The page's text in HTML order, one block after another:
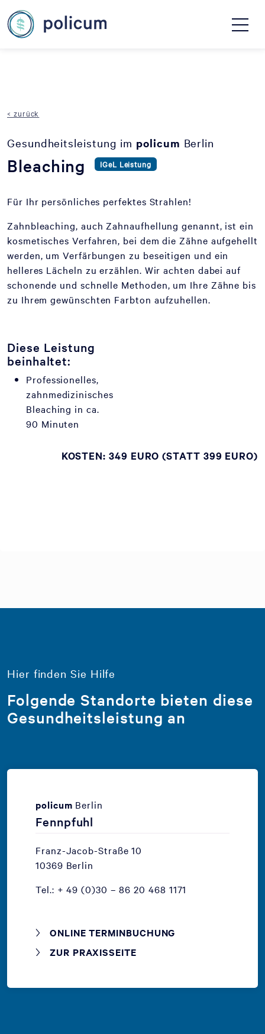
< zurück
Gesundheitsleistung im policum Berlin
Bleaching IGeL Leistung
Für Ihr persönliches perfektes Strahlen!
Zahnbleaching, auch Zahnaufhellung genannt, ist ein
kosmetisches Verfahren, bei dem die Zähne aufgehellt
werden, um Verfärbungen zu beseitigen und ein
helleres Lächeln zu erzählen. Wir achten dabei auf
schonende und schnelle Methoden, um Ihre Zähne bis
zu Ihrem gewünschten Farbton aufzuhellen.
Diese Leistung
beinhaltet:
Professionelles,
zahnmedizinisches
Bleaching in ca.
90 Minuten
KOSTEN: 349 EURO (STATT 399 EURO)
Hier finden Sie Hilfe
Folgende Standorte bieten diese
Gesundheitsleistung an
policum Berlin
Fennpfuhl
Franz-Jacob-Straße 10
10369 Berlin
Tel.: + 49 (0)30 – 86 20 468 1171
ONLINE TERMINBUCHUNG
ZUR PRAXISSEITE